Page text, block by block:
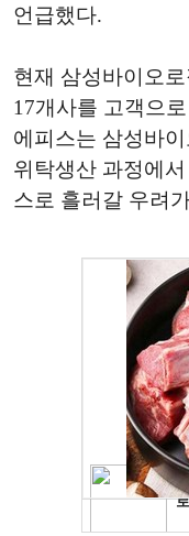
언급했다.
현재 삼성바이오
17개사를 고객으
에피스는 삼성바
위탁생산 과정에
스로 흘러갈 우려